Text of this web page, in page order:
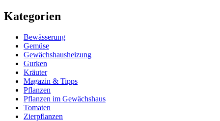
Kategorien
Bewässerung
Gemüse
Gewächshausheizung
Gurken
Kräuter
Magazin & Tipps
Pflanzen
Pflanzen im Gewächshaus
Tomaten
Zierpflanzen